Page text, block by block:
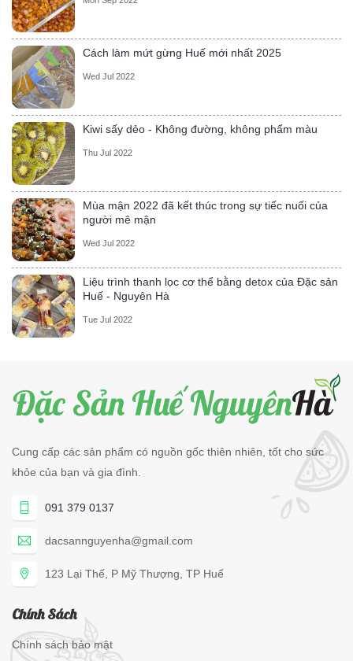
Cách làm mứt gừng Huế mới nhất 2025
Wed Jul 2022
Kiwi sấy dẻo - Không đường, không phẩm màu
Thu Jul 2022
Mùa mận 2022 đã kết thúc trong sự tiếc nuối của
người mê mận
Wed Jul 2022
Liệu trình thanh lọc cơ thể bằng detox của Đặc sản
Huế - Nguyên Hà
Tue Jul 2022
Cung cấp các sản phẩm có nguồn gốc thiên nhiên, tốt cho sức
khỏe của bạn và gia đình.
091 379 0137
dacsannguyenha@gmail.com
123 Lại Thế, P Mỹ Thượng, TP Huế
Chính Sách
Chính sách bảo mật